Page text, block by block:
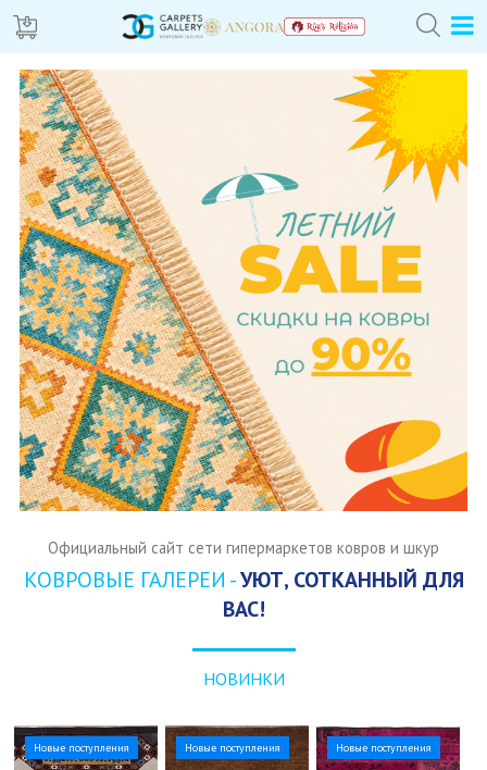
Официальный сайт сети гипермаркетов ковров и шкур
КОВРОВЫЕ ГАЛЕРЕИ -УЮТ, СОТКАННЫЙ ДЛЯ
ВАС!
НОВИНКИ
Новые поступления Новые поступления Новые поступления